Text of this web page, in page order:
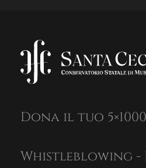
Dona il tuo
Whistleblowing -